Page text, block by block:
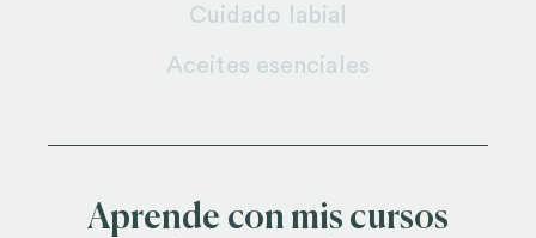
Cuidado labial
Aceites esenciales
Aprende con mis cursos